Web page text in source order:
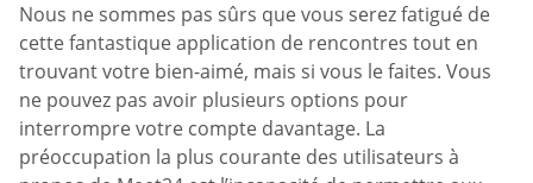
Nous ne sommes pas sûrs que vous serez fatigué de
cette fantastique application de rencontres tout en
trouvant votre bien-aimé, mais si vous le faites. Vous
ne pouvez pas avoir plusieurs options pour
interrompre votre compte davantage. La
préoccupation la plus courante des utilisateurs à